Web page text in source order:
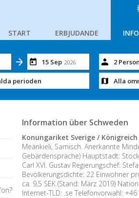
START ERBJUDANDE INFO
15 Sep 2026
perioden
2
Alla
Information über Schweden
Konungariket Sverige / Königreich
Meänkieli, Samisch. Anerkannte
Gebärdensprache) Hauptstadt:
Carl XVI. Gustav Regierungschef:
Bevölkerungsdichte: 22 Einwohner
ca. 9,5 SEK (Stand: März 2019)
Internet-TLD: .se Telefonvorwahl: +46